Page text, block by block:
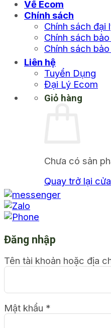
Về Ecom
Chính sách
Chính sách đại
Chính sách bảo
Chính sách
Liên hệ
Tuyển Dụng
Đại Lý Ecom
Giỏ hàng
Chưa có sản
Quay trở lại
Đăng nhập
Tên tài khoản hoặc địa
Mật khẩu *